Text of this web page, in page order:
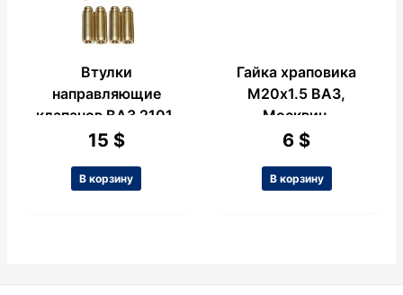
Втулки
направляющие
клапанов ВАЗ 2101,
4шт., стандарт
15 $
В корзину
Гайка храповика
М20х1.5 ВАЗ,
Москвич.
6 $
В корзину